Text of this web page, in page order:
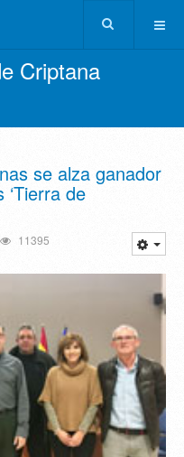
Criptana
se alza ganador
de
11395